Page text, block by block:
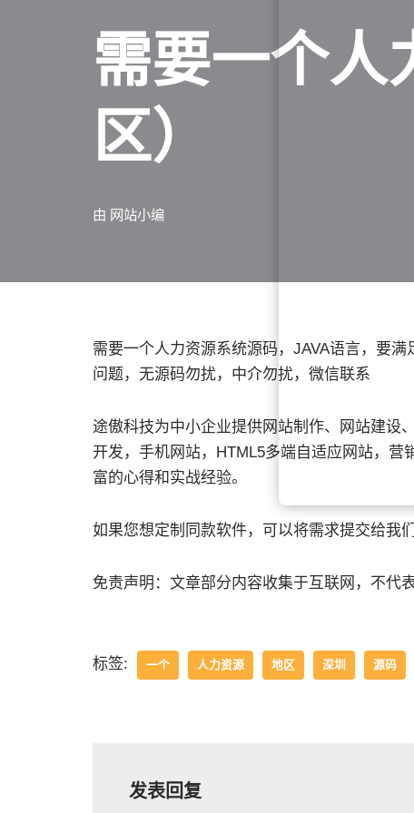
需要一个人
区）
由 网站小编
需要一个人力资源系统源码，JAVA语言，要
问题，无源码勿扰，中介勿扰，微信联系
途傲科技为中小企业提供网站制作、网站建设
开发，手机网站，HTML5多端自适应网站，
富的心得和实战经验。
如果您想定制同款软件，可以将需求提交给我们
免责声明：文章部分内容收集于互联网，不代
标签: 一个 人力资源 地区 深圳 源码
发表回复